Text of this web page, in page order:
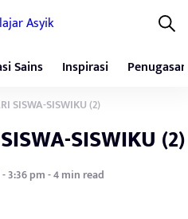
Sains Inspirasi Penugasan
SISWA-SISWIKU (2)
SISWIKU (2)
- 3:36 pm - 4 min read